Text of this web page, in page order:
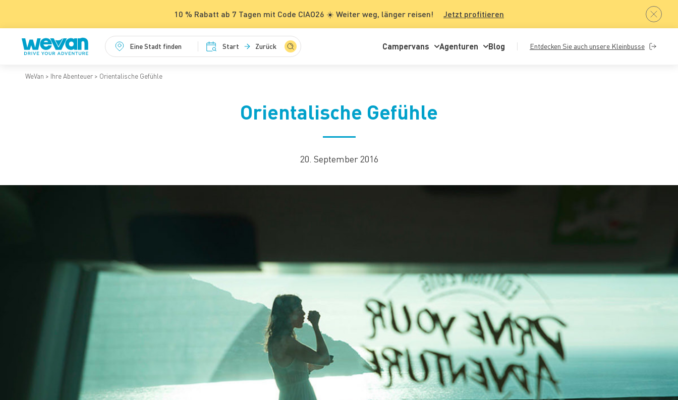
10 % Rabatt ab 7 Tagen mit Code CIAO26 ☀️ Weiter weg, länger reisen! Jetzt profitieren
Eine Stadt finden Start Zurück Campervans Agenturen Blog Entdecken Sie auch unsere Kleinbusse
WeVan Ihre Abenteuer Orientalische Gefühle
Orientalische Gefühle
20. September 2016